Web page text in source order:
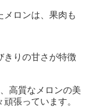
メロンは、果肉も
きりの甘さが特徴
高質なメロンの美
張っています。